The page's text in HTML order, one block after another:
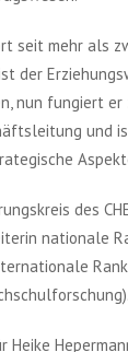
seit mehr als
der
nun fungiert
und
des
nationale
Heike